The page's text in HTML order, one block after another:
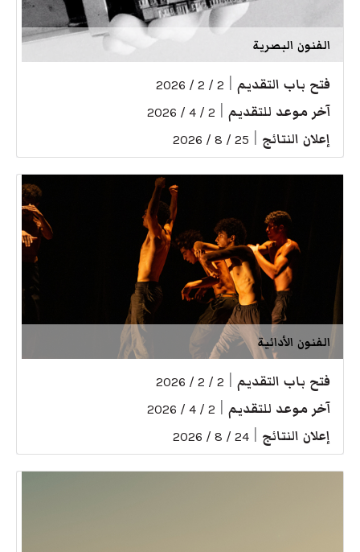
الفنون البصرية
فتح باب التقديم 2 / 2 / 2026
آخر موعد للتقديم 2 / 4 / 2026
إعلان النتائج 25 / 8 / 2026
الفنون الأدائية
فتح باب التقديم 2 / 2 / 2026
آخر موعد للتقديم 2 / 4 / 2026
إعلان النتائج 24 / 8 / 2026